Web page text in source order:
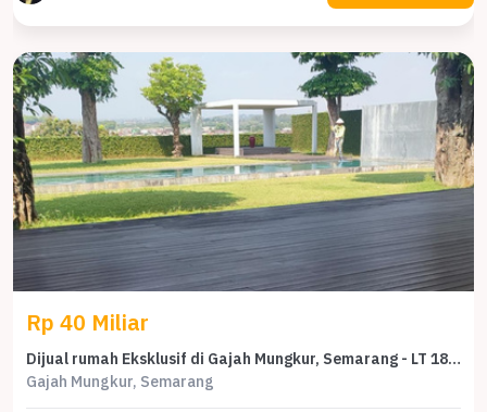
Rp 40 Miliar
Dijual rumah Eksklusif di Gajah Mungkur, Semarang - LT 1826m²
Gajah Mungkur, Semarang